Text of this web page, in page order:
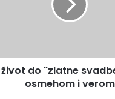
do "zlatne
osmehom i verom